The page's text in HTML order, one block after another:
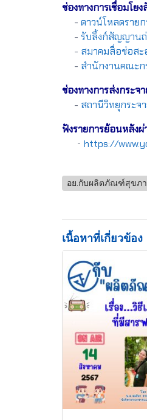
ช่องทางการเชื่อมโ
- ดาวน์โหลดราย
- รับลิ้งก์สัญญานถ่
- สมาคมสื่อช่อสะ
- สำนักงานคณะก
ช่องทางการส่งกระจ
- สถานีวิทยุกระจ
ฟังรายการย้อนหลัง
- https://
อย.กับผลิตภัณฑ์สุขภ
เนื้อหาที่เกี่ยวข้อง